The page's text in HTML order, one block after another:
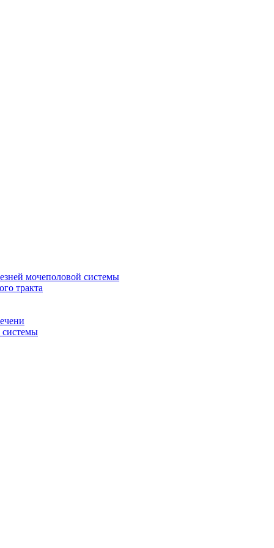
мочеполовой системы
тракта
системы